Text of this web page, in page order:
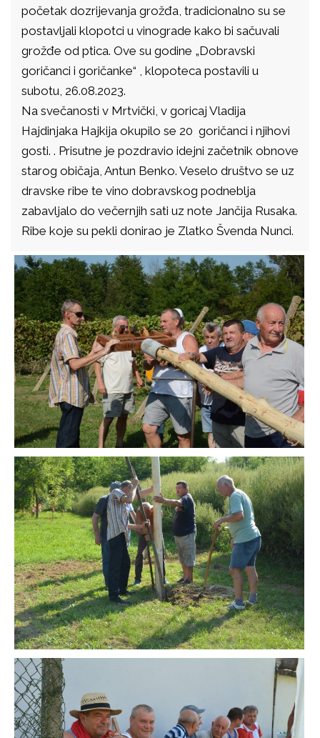
početak dozrijevanja grožđa, tradicionalno su se
postavljali klopotci u vinograde kako bi sačuvali
grožđe od ptica. Ove su godine „Dobravski
goričanci i goričanke“ , klopoteca postavili u
subotu, 26.08.2023.
Na svečanosti v Mrtvički, v goricaj Vladija
Hajdinjaka Hajkija okupilo se 20 goričanci i njihovi
gosti. . Prisutne je pozdravio idejni začetnik obnove
starog običaja, Antun Benko. Veselo društvo se uz
dravske ribe te vino dobravskog podneblja
zabavljalo do večernjih sati uz note Jančija Rusaka.
Ribe koje su pekli donirao je Zlatko Švenda Nunci.